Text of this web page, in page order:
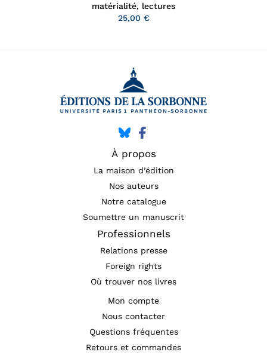
matérialité, lectures
25,00 €
À propos
La maison d’édition
Nos auteurs
Notre catalogue
Soumettre un manuscrit
Professionnels
Relations presse
Foreign rights
Où trouver nos livres
Mon compte
Nous contacter
Questions fréquentes
Retours et commandes